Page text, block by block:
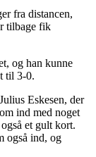
fra distancen,
tilbage fik
og han kunne
til 3-0.
Eskesen, der
ind med noget
et gult kort.
også ind, og